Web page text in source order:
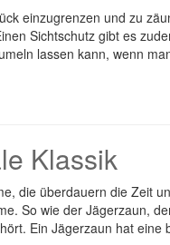
einzugrenzen und zu
Sichtschutz gibt es
lassen kann, wenn
Klassik
die überdauern die Zeit
So wie der Jägerzaun,
Ein Jägerzaun hat eine